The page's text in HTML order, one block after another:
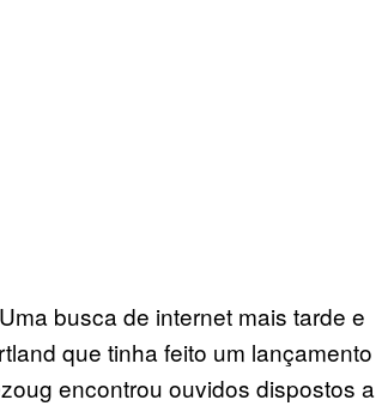
busca de internet mais tarde e
que tinha feito um lançamento
encontrou ouvidos dispostos a